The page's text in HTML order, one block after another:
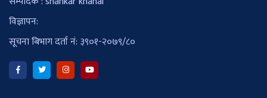
विज्ञापन:
सूचना बिभाग दर्ता नं: ३९०१-२०७९/८०